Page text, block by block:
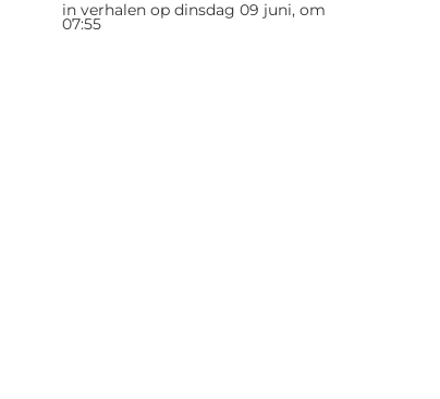
in verhalen op dinsdag 09 juni, om
07:55